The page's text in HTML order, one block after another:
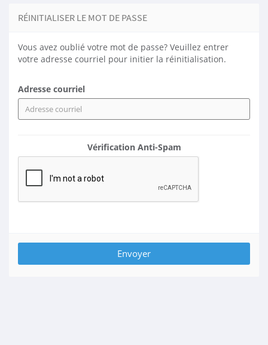
RÉINITIALISER LE MOT DE PASSE
Vous avez oublié votre mot de passe? Veuillez entrer
votre adresse courriel pour initier la réinitialisation.
Adresse courriel
Vérification Anti-Spam